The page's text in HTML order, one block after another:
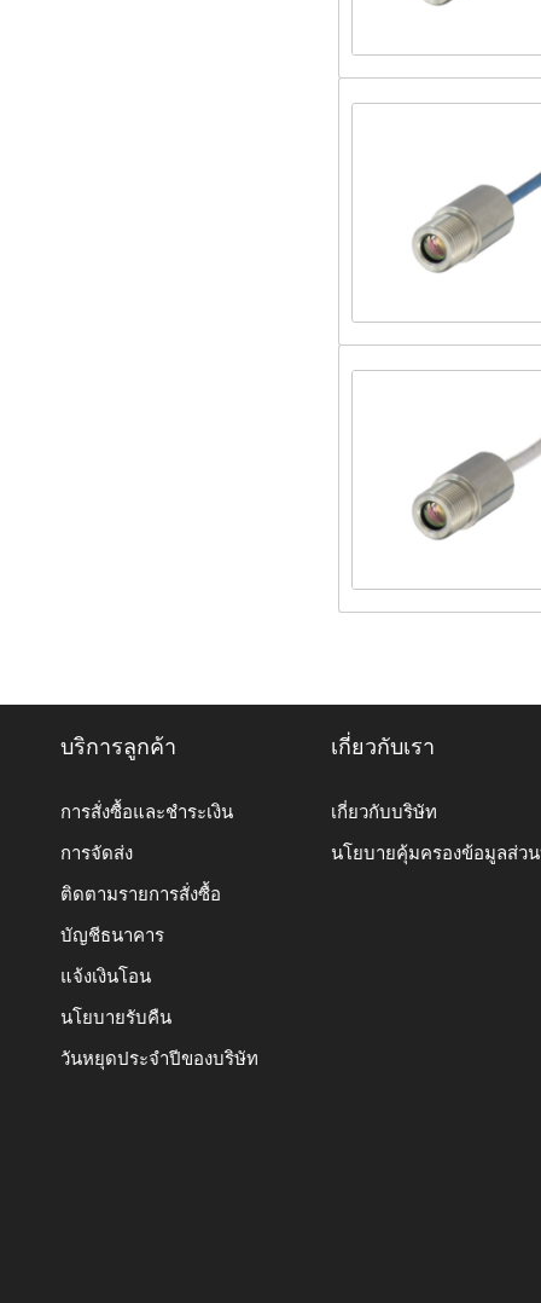
บริการลูกค้า
การสั่งซื้อและชำระเงิน
การจัดส่ง
ติดตามรายการสั่งซื้อ
บัญชีธนาคาร
แจ้งเงินโอน
นโยบายรับคืน
วันหยุดประจำปีของบริษัท
เกี่ยวกับเรา
เกี่ยวกับบริษัท
นโยบายคุ้มครองข้อมูลส่ว